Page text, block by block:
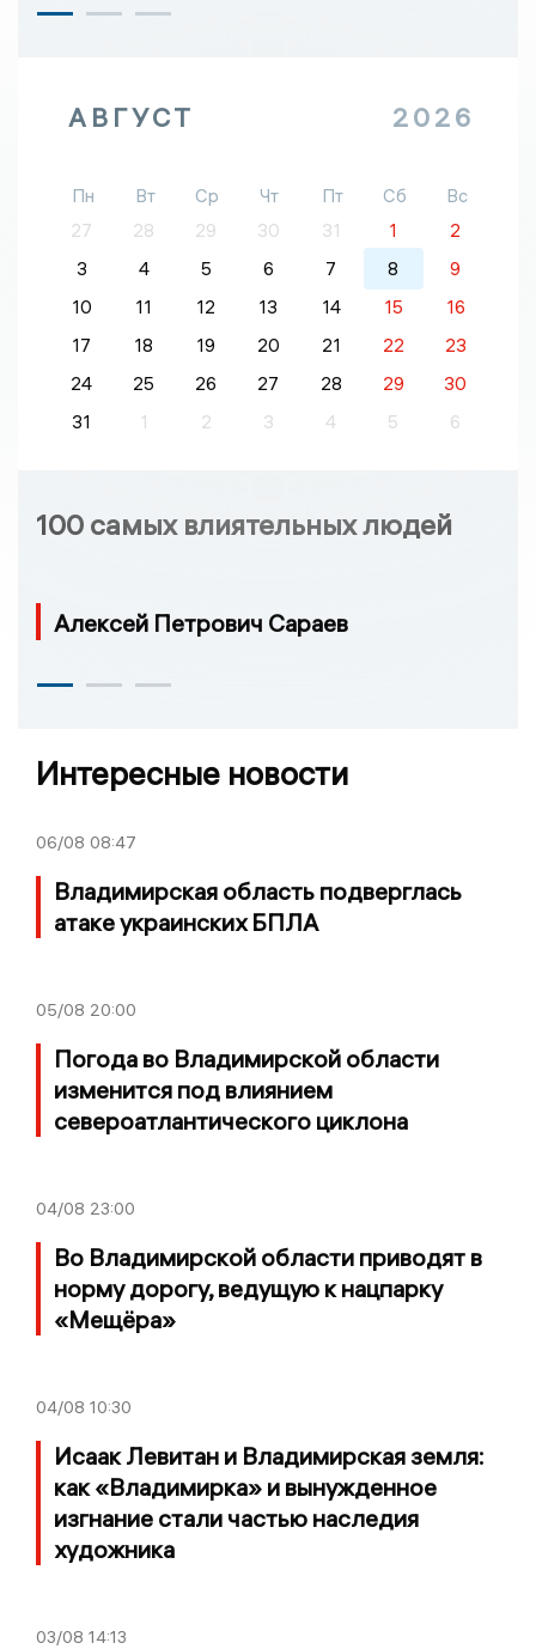
АВГУСТ 2026
Пн Вт Ср Чт Пт Сб
Вс
27
28 29 30 31 1
2
3
4 5 6 7 8
9
10
11 12 13 14 15
16
17
18 19 20 21 22
23
24
25 26 27 28 29
30
31
1 2 3 4 5 6
100 самых влиятельных людей
Алексей Петрович Сараев
Интересные новости
06/08 08:47
Владимирская область подверглась
атаке украинских БПЛА
05/08 20:00
Погода во Владимирской области
изменится под влиянием
североатлантического циклона
04/08 23:00
Во Владимирской области приводят в
норму дорогу, ведущую к нацпарку
«Мещёра»
04/08 10:30
Исаак Левитан и Владимирская земля:
как «Владимирка» и вынужденное
изгнание стали частью наследия
художника
03/08 14:13